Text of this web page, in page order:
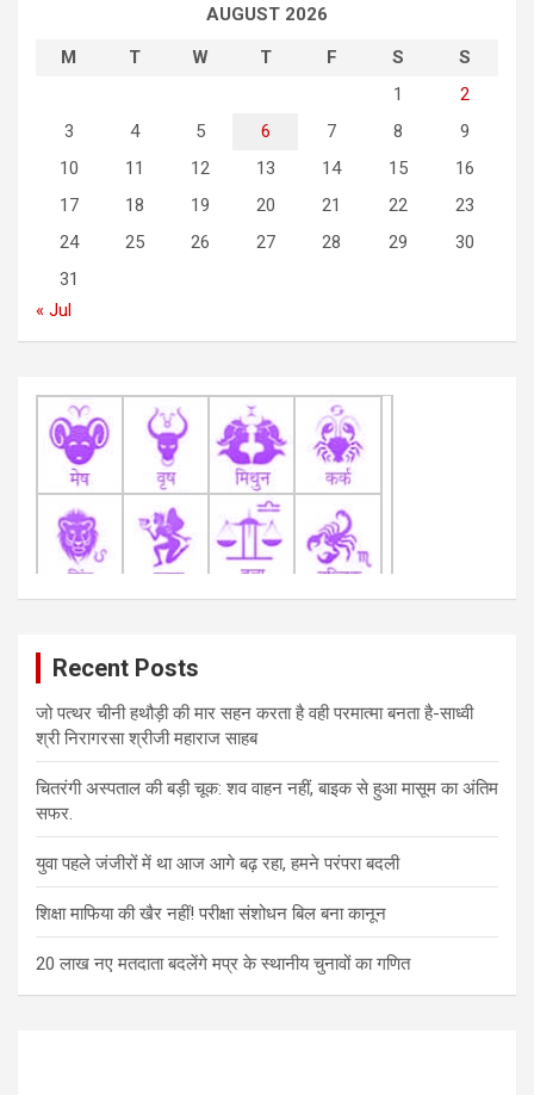
AUGUST 2026
M
T W T F S
S
1
2
3
4 5 6 7 8
9
10
11 12 13 14 15
16
17
18 19 20 21 22
23
24
25 26 27 28 29
30
31
« Jul
Recent Posts
जो पत्थर चीनी हथौड़ी की मार सहन करता है वही परमात्मा बनता है-साध्वी
श्री निरागरसा श्रीजी महाराज साहब
चितरंगी अस्पताल की बड़ी चूक: शव वाहन नहीं, बाइक से हुआ मासूम का अंतिम
सफर.
युवा पहले जंजीरों में था आज आगे बढ़ रहा, हमने परंपरा बदली
शिक्षा माफिया की खैर नहीं! परीक्षा संशोधन बिल बना कानून
20 लाख नए मतदाता बदलेंगे मप्र के स्थानीय चुनावों का गणित